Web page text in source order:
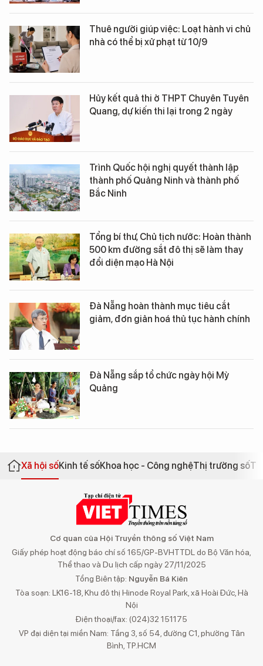
Thuê người giúp việc: Loạt hành vi chủ
nhà có thể bị xử phạt từ 10/9
Hủy kết quả thi ở THPT Chuyên Tuyên
Quang, dự kiến thi lại trong 2 ngày
Trình Quốc hội nghị quyết thành lập
thành phố Quảng Ninh và thành phố
Bắc Ninh
Tổng bí thư, Chủ tịch nước: Hoàn thành
500 km đường sắt đô thị sẽ làm thay
đổi diện mạo Hà Nội
Đà Nẵng hoàn thành mục tiêu cắt
giảm, đơn giản hoá thủ tục hành chính
Đà Nẵng sắp tổ chức ngày hội Mỳ
Quảng
Xã hội sốKinh tế sốKhoa học - Công nghệThị trường số
Cơ quan của Hội Truyền thông số Việt Nam
Giấy phép hoạt động báo chí số 165/GP-BVHTTDL do Bộ Văn hóa,
Thể thao và Du lịch cấp ngày 27/11/2025
Tổng Biên tập: Nguyễn Bá Kiên
Tòa soạn: LK16-18, Khu đô thị Hinode Royal Park, xã Hoài Đức, Hà
Nội
Điện thoại/fax: (024)32 151175
VP đại diện tại miền Nam: Tầng 3, số 54, đường C1, phường Tân
Bình, TP.HCM